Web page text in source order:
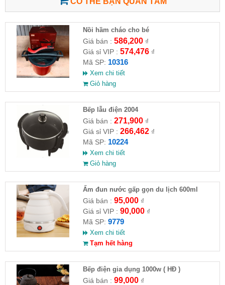
Nồi hầm cháo cho bé
Giá bán : 586,200₫
Giá sỉ VIP : 574,476₫
Mã SP: 10316
Xem chi tiết
Giỏ hàng
Bếp lẫu điện 2004
Giá bán : 271,900₫
Giá sỉ VIP : 266,462₫
Mã SP: 10224
Xem chi tiết
Giỏ hàng
Ấm đun nước gấp gọn du lịch 600ml
Giá bán : 95,000₫
Giá sỉ VIP : 90,000₫
Mã SP: 9779
Xem chi tiết
Tạm hết hàng
Bếp điện gia dụng 1000w ( HĐ )
Giá bán : 99,000₫